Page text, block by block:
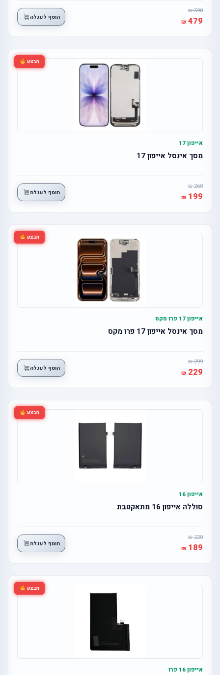
590
479 הוסף לעגלה
מבצע
אייפון 17
מסך אינסל אייפון 17
260
199 הוסף לעגלה
מבצע
אייפון 17 פרו מקס
מסך אינסל אייפון 17 פרו מקס
299
229 הוסף לעגלה
מבצע
אייפון 16
סוללה אייפון 16 מתאקטבת
220
189 הוסף לעגלה
מבצע
אייפון 16 פרו